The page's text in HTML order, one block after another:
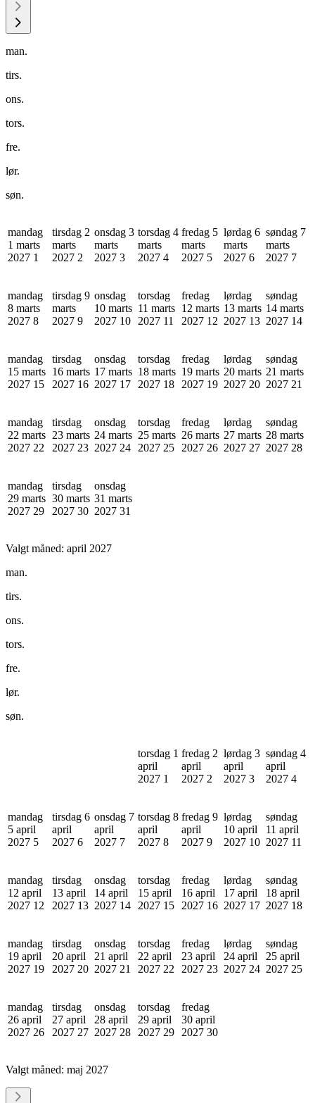
man.
tirs.
ons.
tors.
fre.
lør.
søn.
mandag
1 marts
2027 1
tirsdag 2
marts
2027 2
onsdag 3
marts
2027 3
torsdag 4
marts
2027 4
fredag 5
marts
2027 5
lørdag 6
marts
2027 6
søndag 7
marts
2027 7
mandag
8 marts
2027 8
tirsdag 9
marts
2027 9
onsdag
10 marts
2027 10
torsdag
11 marts
2027 11
fredag
12 marts
2027 12
lørdag
13 marts
2027 13
søndag
14 marts
2027 14
mandag
15 marts
2027 15
tirsdag
16 marts
2027 16
onsdag
17 marts
2027 17
torsdag
18 marts
2027 18
fredag
19 marts
2027 19
lørdag
20 marts
2027 20
søndag
21 marts
2027 21
mandag
22 marts
2027 22
tirsdag
23 marts
2027 23
onsdag
24 marts
2027 24
torsdag
25 marts
2027 25
fredag
26 marts
2027 26
lørdag
27 marts
2027 27
søndag
28 marts
2027 28
mandag
29 marts
2027 29
tirsdag
30 marts
2027 30
onsdag
31 marts
2027 31
Valgt måned: april 2027
man.
tirs.
ons.
tors.
fre.
lør.
søn.
torsdag 1
april
2027 1
fredag 2
april
2027 2
lørdag 3
april
2027 3
søndag 4
april
2027 4
mandag
5 april
2027 5
tirsdag 6
april
2027 6
onsdag 7
april
2027 7
torsdag 8
april
2027 8
fredag 9
april
2027 9
lørdag
10 april
2027 10
søndag
11 april
2027 11
mandag
12 april
2027 12
tirsdag
13 april
2027 13
onsdag
14 april
2027 14
torsdag
15 april
2027 15
fredag
16 april
2027 16
lørdag
17 april
2027 17
søndag
18 april
2027 18
mandag
19 april
2027 19
tirsdag
20 april
2027 20
onsdag
21 april
2027 21
torsdag
22 april
2027 22
fredag
23 april
2027 23
lørdag
24 april
2027 24
søndag
25 april
2027 25
mandag
26 april
2027 26
tirsdag
27 april
2027 27
onsdag
28 april
2027 28
torsdag
29 april
2027 29
fredag
30 april
2027 30
Valgt måned: maj 2027